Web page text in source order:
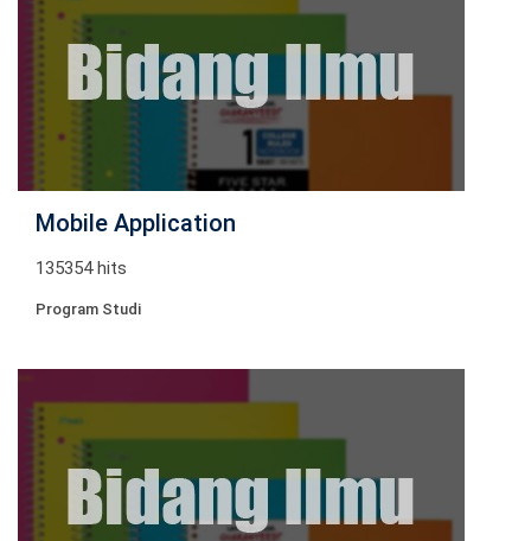
Mobile Application
135354 hits
Program Studi